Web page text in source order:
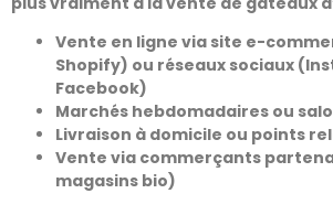
Vente en ligne via site e-
Shopify) ou réseaux sociaux
Facebook)
Marchés hebdomadaires ou
Livraison à domicile ou points
Vente via commerçants
magasins bio)